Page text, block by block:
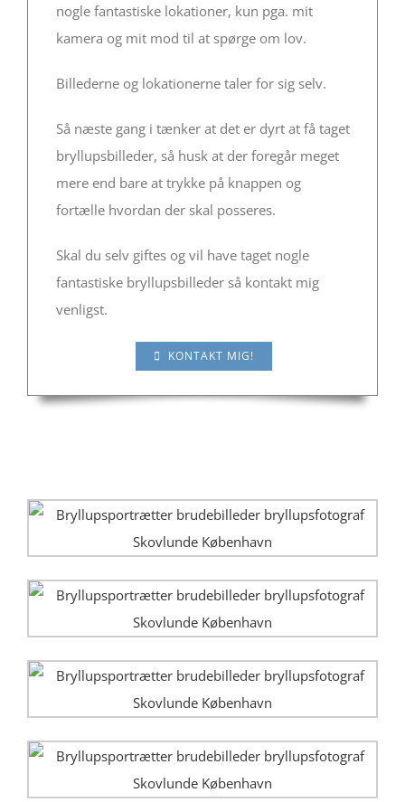
nogle fantastiske lokationer, kun pga. mit
kamera og mit mod til at spørge om lov.
Billederne og lokationerne taler for sig selv.
Så næste gang i tænker at det er dyrt at få taget
bryllupsbilleder, så husk at der foregår meget
mere end bare at trykke på knappen og
fortælle hvordan der skal posseres.
Skal du selv giftes og vil have taget nogle
fantastiske bryllupsbilleder så kontakt mig
venligst.
KONTAKT MIG!